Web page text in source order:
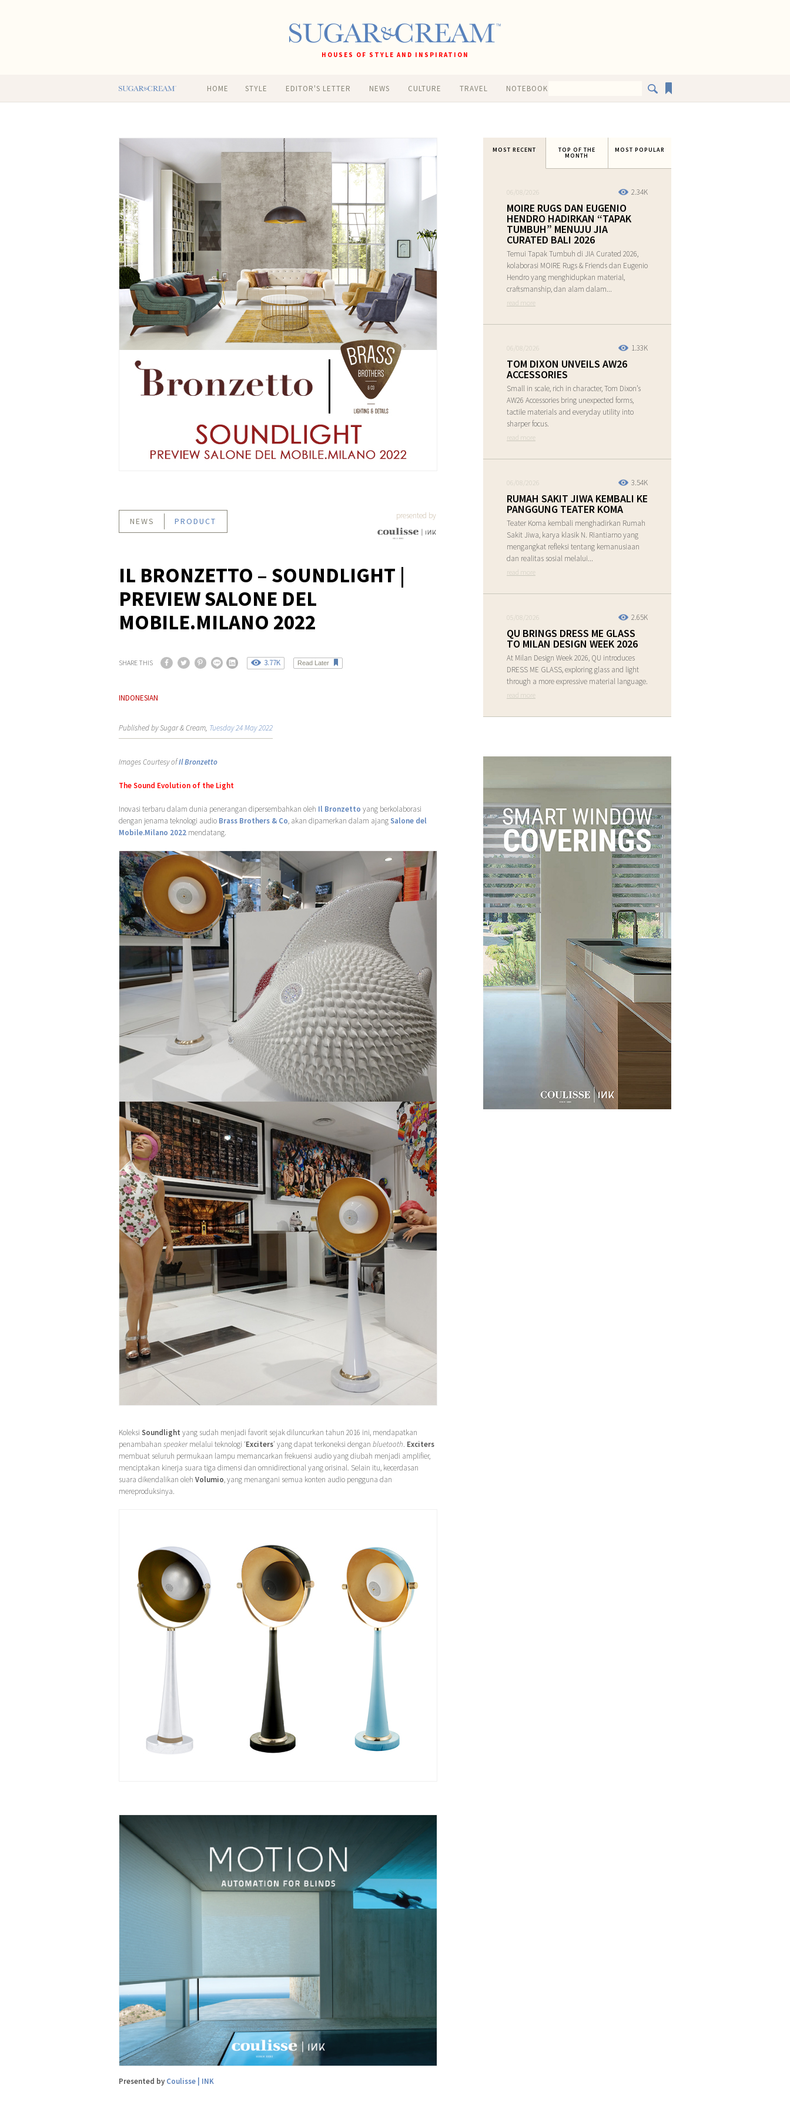
HOUSES OF STYLE AND INSPIRATION
HOME STYLE EDITOR'S LETTER NEWS CULTURE TRAVEL NOTEBOOK
NEWS PRODUCT
presented by
IL BRONZETTO – SOUNDLIGHT |
PREVIEW SALONE DEL
MOBILE.MILANO 2022
SHARE THIS 3.77K Read Later
INDONESIAN
Published by Sugar & Cream, Tuesday 24 May 2022
Images Courtesy ofIl Bronzetto
The Sound Evolution of the Light
Inovasi terbaru dalam dunia penerangan dipersembahkan oleh Il Bronzetto yang berkolaborasi
dengan jenama teknologi audio Brass Brothers & Co, akan dipamerkan dalam ajang Salone del
Mobile.Milano 2022 mendatang.
Koleksi Soundlight yang sudah menjadi favorit sejak diluncurkan tahun 2016 ini, mendapatkan
penambahan speakermelalui teknologi ‘Exciters’ yang dapat terkoneksi dengan bluetooth. Exciters
membuat seluruh permukaan lampu memancarkan frekuensi audio yang diubah menjadi amplifier,
menciptakan kinerja suara tiga dimensi dan omnidirectional yang orisinal. Selain itu, kecerdasan
suara dikendalikan oleh Volumio, yang menangani semua konten audio pengguna dan
mereproduksinya.
Presented by Coulisse | INK
MOST RECENT TOP OF THE
MONTH
MOST POPULAR
2.34K
06/08/2026
MOIRE RUGS DAN EUGENIO
HENDRO HADIRKAN “TAPAK
TUMBUH” MENUJU JIA
CURATED BALI 2026
Temui Tapak Tumbuh di JIA Curated 2026,
kolaborasi MOIRE Rugs & Friends dan Eugenio
Hendro yang menghidupkan material,
craftsmanship, dan alam dalam...
read more
1.33K
06/08/2026
TOM DIXON UNVEILS AW26
ACCESSORIES
Small in scale, rich in character, Tom Dixon’s
AW26 Accessories bring unexpected forms,
tactile materials and everyday utility into
sharper focus.
read more
3.54K
06/08/2026
RUMAH SAKIT JIWA KEMBALI KE
PANGGUNG TEATER KOMA
Teater Koma kembali menghadirkan Rumah
Sakit Jiwa, karya klasik N. Riantiarno yang
mengangkat refleksi tentang kemanusiaan
dan realitas sosial melalui...
read more
2.65K
05/08/2026
QU BRINGS DRESS ME GLASS
TO MILAN DESIGN WEEK 2026
At Milan Design Week 2026, QU introduces
DRESS ME GLASS, exploring glass and light
through a more expressive material language.
read more